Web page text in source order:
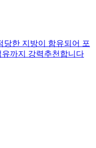
당한 지방이 함유되어 포
까지 강력추천합니다